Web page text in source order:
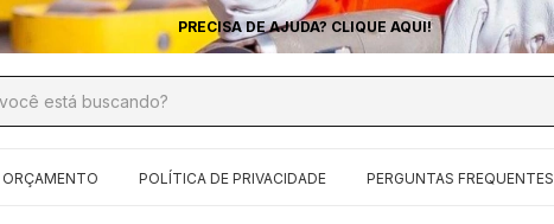
PRECISA DE AJUDA? CLIQUE AQUI!
ORÇAMENTO POLÍTICA DE PRIVACIDADE PERGUNTAS FREQUENTES